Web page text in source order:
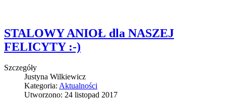
STALOWY ANIOŁ dla NASZEJ
FELICYTY :-)
Szczegóły
Justyna Wilkiewicz
Kategoria: Aktualności
Utworzono: 24 listopad 2017